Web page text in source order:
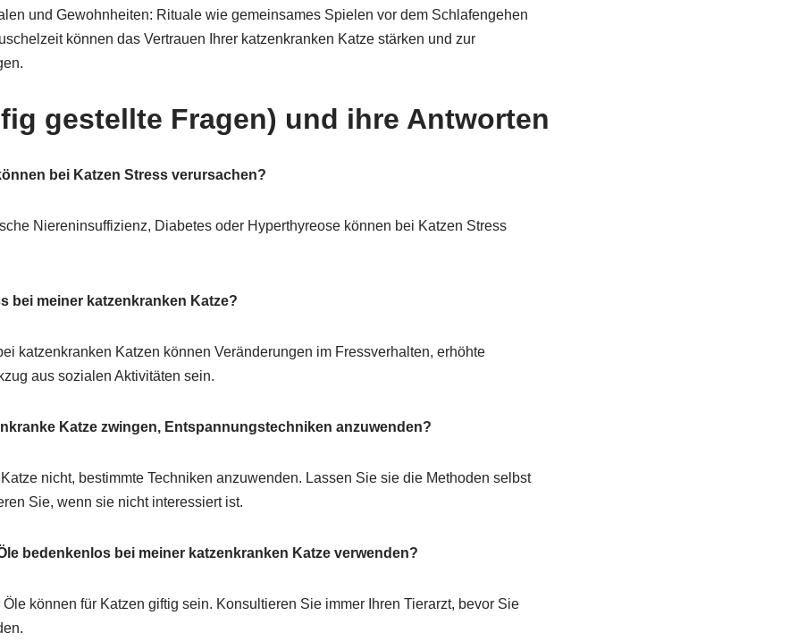
und Gewohnheiten: Rituale wie gemeinsames Spielen vor dem Schlafengehen
können das Vertrauen Ihrer katzenkranken Katze stärken und zur
gestellte Fragen) und ihre Antworten
bei Katzen Stress verursachen?
Niereninsuffizienz, Diabetes oder Hyperthyreose können bei Katzen Stress
bei meiner katzenkranken Katze?
katzenkranken Katzen können Veränderungen im Fressverhalten, erhöhte
aus sozialen Aktivitäten sein.
Katze zwingen, Entspannungstechniken anzuwenden?
nicht, bestimmte Techniken anzuwenden. Lassen Sie sie die Methoden selbst
Sie, wenn sie nicht interessiert ist.
bedenkenlos bei meiner katzenkranken Katze verwenden?
können für Katzen giftig sein. Konsultieren Sie immer Ihren Tierarzt, bevor Sie